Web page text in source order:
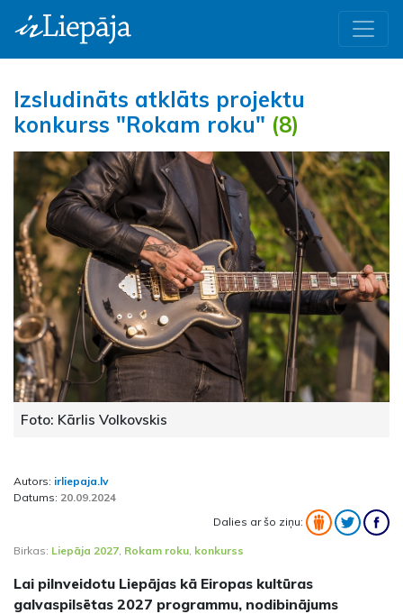
Izsludināts atklāts projektu
konkurss "Rokam roku" (8)
Foto: Kārlis Volkovskis
Autors: irliepaja.lv
Datums: 20.09.2024
Dalies ar šo ziņu:
Birkas: Liepāja 2027 Rokam roku konkurss
Lai pilnveidotu Liepājas kā Eiropas kultūras
galvaspilsētas 2027 programmu, nodibinājums